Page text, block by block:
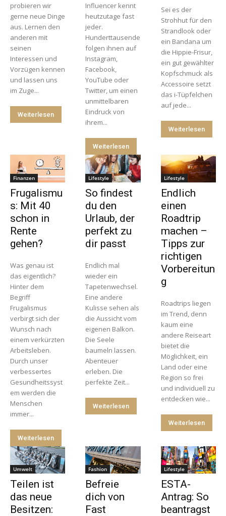
probieren wir
gerne neue Dinge
aus. Lernen den
anderen mit
seinen
Interessen und
Vorzügen kennen
und lassen uns
im Zuge...
Weiterlesen
Influencer kennt
heutzutage fast
jeder.
Hunderttausende
folgen ihnen auf
Instagram,
Facebook,
YouTube oder
Twitter, um einen
unmittelbaren
Eindruck von
ihrem...
Weiterlesen
Sei es der
Strohhut für den
Strandlook oder
ein Bandana um
die Hippie-Frisur,
ein gut gewählter
Kopfschmuck als
Accessoire setzt
das i-Tüpfelchen
auf jede...
Weiterlesen
Finanzen
Frugalismu
s: Mit 40
schon in
Rente
gehen?
Was genau ist
das eigentlich?
Hinter dem
Begriff
Frugalismus
verbirgt sich der
Wunsch nach
einem verkürzten
Arbeitsleben.
Durch unser
verbessertes
Gesundheitssyst
em werden die
Menschen
immer...
Weiterlesen
Lifestyle
So findest
du den
Urlaub, der
perfekt zu
dir passt
Endlich mal
wieder ein
Tapetenwechsel.
Eine andere
Kulisse sehen als
die Aussicht vom
eigenen Balkon.
Die Seele
baumeln lassen.
Abenteuer
erleben. Die
perfekte Zeit...
Weiterlesen
Lifestyle
Endlich
einen
Roadtrip
machen –
Tipps zur
richtigen
Vorbereitun
g
Roadtrips liegen
im Trend, denn
kaum eine
andere Reiseart
bietet die
Möglichkeit, ein
Land oder eine
Region so frei
und individuell zu
entdecken wie...
Weiterlesen
Umwelt
Teilen ist
das neue
Besitzen:
Fashion
Befreie
dich von
Fast
Lifestyle
ESTA-
Antrag: So
beantragst